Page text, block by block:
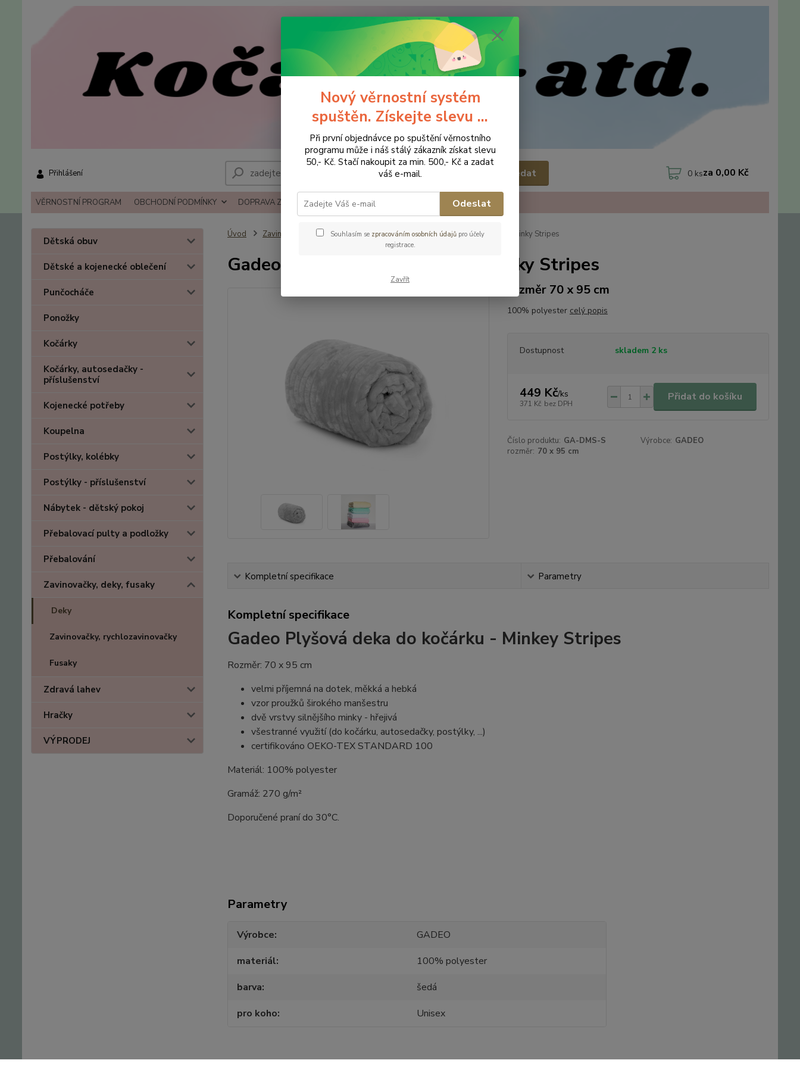
VĚRNOSTNÍ PROGRAM OBCHODNÍ PODMÍNKY DOPRAVA ZBOŽÍ REKLAMACE A VRÁCENÍ ZBOŹÍ KONTAKTY
Přihlášení Hledat 0 ksza 0,00 Kč
Dětská obuv
Dětské a kojenecké oblečení
Punčocháče
Ponožky
Kočárky
Kočárky, autosedačky -
příslušenství
Kojenecké potřeby
Koupelna
Postýlky, kolébky
Postýlky - příslušenství
Nábytek - dětský pokoj
Přebalovací pulty a podložky
Přebalování
Zavinovačky, deky, fusaky
Deky
Zavinovačky, rychlozavinovačky
Fusaky
Zdravá lahev
Hračky
VÝPRODEJ
Úvod Zavinovačky, deky, fusaky Deky Gadeo Disign Deka do kočárku Minky Stripes
Gadeo Disign Deka do kočárku Minky Stripes
rozměr 70 x 95 cm
100% polyester celý popis
Dostupnost skladem 2 ks
449 Kč/ks
371 Kč bez DPH
Přidat do košíku
Číslo produktu: GA-DMS-S Výrobce: GADEO
rozměr: 70 x 95 cm
Kompletní specifikace Parametry
Kompletní specifikace
Gadeo Plyšová deka do kočárku - Minkey Stripes
Rozměr: 70 x 95 cm
velmi příjemná na dotek, měkká a hebká
vzor proužků širokého manšestru
dvě vrstvy silnějšího minky - hřejivá
všestranné využití (do kočárku, autosedačky, postýlky, ...)
certifikováno OEKO-TEX STANDARD 100
Materiál: 100% polyester
Gramáž: 270 g/m²
Doporučené praní do 30°C.
Parametry
Výrobce
GADEO
materiál
100% polyester
barva
šedá
pro koho
Unisex
Nový věrnostní systém
spuštěn. Získejte slevu ...
Při první objednávce po spuštění věrnostního
programu může i náš stálý zákazník získat slevu
50,- Kč. Stačí nakoupit za min. 500,- Kč a zadat
váš e-mail.
Odeslat
Souhlasím se zpracováním osobních údajůpro účely
registrace.
Zavřít